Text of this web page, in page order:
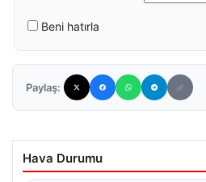
Beni hatırla
Paylaş:
Hava Durumu